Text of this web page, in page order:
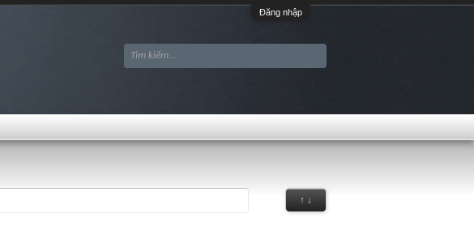
Đăng nhập
↑ ↓